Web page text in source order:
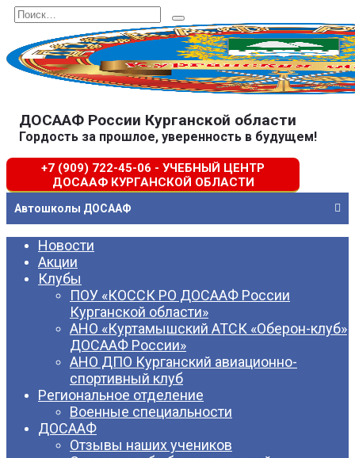
Перейти
содержанию
Search
for:
ДОСААФ России Курганской области
Гордость за прошлое, уверенность в будущем!
+7 (909) 722-45-06 - УЧЕБНЫЙ ЦЕНТР
ДОСААФ КУРГАНСКОЙ ОБЛАСТИ
Автошколы ДОСААФ
Новости
Акции
Клубы
ПОУ «КОССК РО ДОСААФ России
Курганской области»
АНО «Куртамышский АТСК «Оберон-клуб»
ДОСААФ России»
АНО ДПО Курганский авиационно-
спортивный клуб
Региональное отделение
Военные специальности
ДОСААФ
Отзывы наших учеников